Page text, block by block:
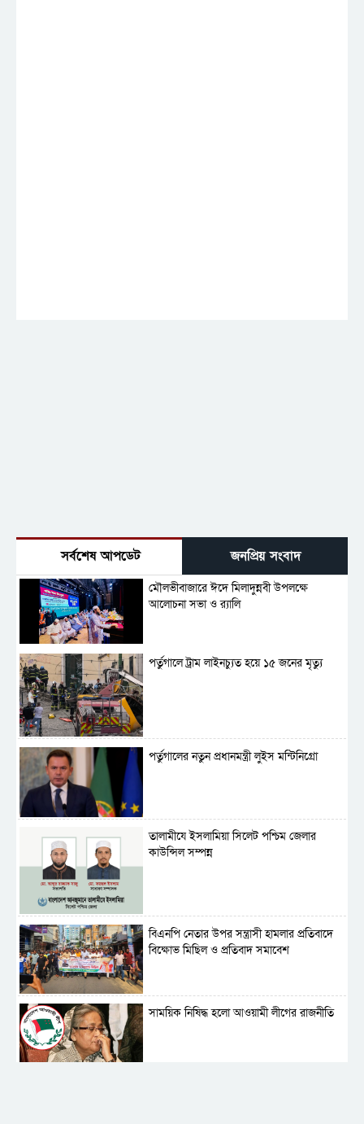
সর্বশেষ আপডেট জনপ্রিয় সংবাদ
মৌলভীবাজারে ঈদে মিলাদুন্নবী উপলক্ষে
আলোচনা সভা ও র‍্যালি
পর্তুগালে ট্রাম লাইনচ্যুত হয়ে ১৫ জনের মৃত্যু
পর্তুগালের নতুন প্রধানমন্ত্রী লুইস মন্টিনিগ্রো
‎তালামীযে ইসলামিয়া সিলেট পশ্চিম জেলার
কাউন্সিল সম্পন্ন
বিএনপি নেতার উপর সন্ত্রাসী হামলার প্রতিবাদে
বিক্ষোভ মিছিল ও প্রতিবাদ সমাবেশ
সাময়িক নিষিদ্ধ হলো আওয়ামী লীগের রাজনীতি